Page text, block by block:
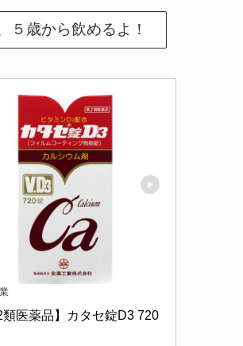
５歳から飲めるよ！
類医薬品】カタセ錠D3 720